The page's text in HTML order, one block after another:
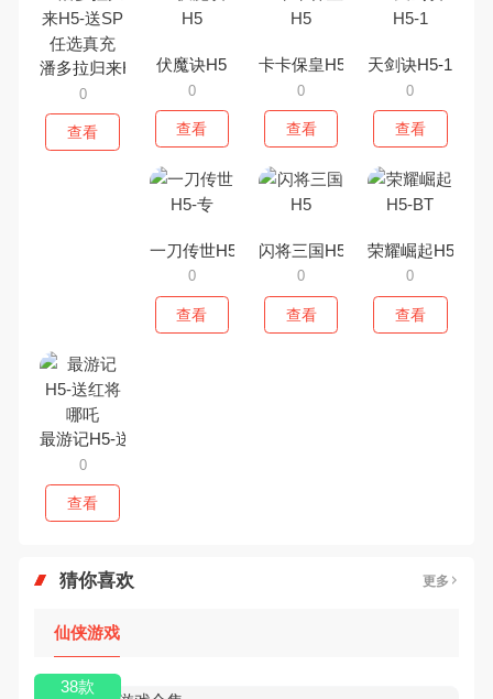
潘多拉归来H5-送SP任选真充
0
查看
伏魔诀H5
0
查看
卡卡保皇H5
0
查看
天剑诀H5-1
0
查看
一刀传世H5-专
0
查看
闪将三国H5
0
查看
荣耀崛起H5-BT
0
查看
最游记H5-送红将哪吒
0
查看
猜你喜欢 更多
仙侠游戏
38款